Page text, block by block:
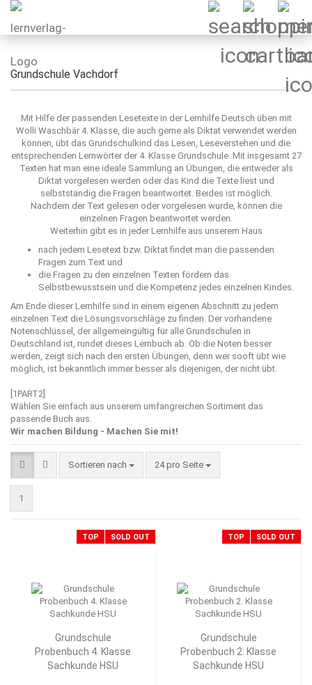
Grundschule Vachdorf
Mit Hilfe der passenden Lesetexte in der Lernhilfe Deutsch üben mit
Wolli Waschbär 4. Klasse, die auch gerne als Diktat verwendet werden
können, übt das Grundschulkind das Lesen, Leseverstehen und die
entsprechenden Lernwörter der 4. Klasse Grundschule. Mit insgesamt 27
Texten hat man eine ideale Sammlung an Übungen, die entweder als
Diktat vorgelesen werden oder das Kind die Texte liest und
selbstständig die Fragen beantwortet. Beides ist möglich.
Nachdem der Text gelesen oder vorgelesen wurde, können die
einzelnen Fragen beantwortet werden.
Weiterhin gibt es in jeder Lernhilfe aus unserem Haus
nach jedem Lesetext bzw. Diktat findet man die passenden
Fragen zum Text und
die Fragen zu den einzelnen Texten fördern das
Selbstbewusstsein und die Kompetenz jedes einzelnen Kindes.
Am Ende dieser Lernhilfe sind in einem eigenen Abschnitt zu jedem
einzelnen Text die Lösungsvorschläge zu finden. Der vorhandene
Notenschlüssel, der allgemeingültig für alle Grundschulen in
Deutschland ist, rundet dieses Lernbuch ab. Ob die Noten besser
werden, zeigt sich nach den ersten Übungen, denn wer sooft übt wie
möglich, ist bekanntlich immer besser als diejenigen, der nicht übt.
[1PART2]
Wählen Sie einfach aus unserem umfangreichen Sortiment das
passende Buch aus.
Wir machen Bildung - Machen Sie mit!
Sortieren nach
Sortieren nach 24 pro Seite
pro Seite
1
TOP SOLD OUT
Grundschule
Probenbuch 4. Klasse
Sachkunde HSU
TOP SOLD OUT
Grundschule
Probenbuch 2. Klasse
Sachkunde HSU